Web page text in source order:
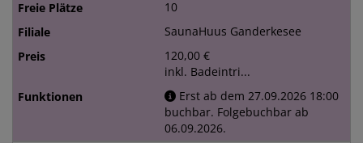
10
SaunaHuus Ganderkesee
120,00 €
inkl. Badeintri...
Erst ab dem 27.09.2026 18:00
buchbar. Folgebuchbar ab
06.09.2026.